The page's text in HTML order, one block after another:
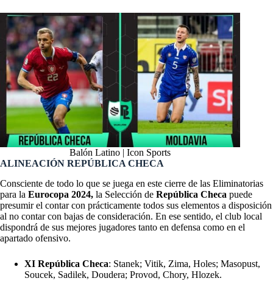
Balón Latino | Icon Sports
ALINEACIÓN REPÚBLICA CHECA
Consciente de todo lo que se juega en este cierre de las Eliminatorias
para la Eurocopa 2024, la Selección de República Checa puede
presumir el contar con prácticamente todos sus elementos a disposición
al no contar con bajas de consideración. En ese sentido, el club local
dispondrá de sus mejores jugadores tanto en defensa como en el
apartado ofensivo.
XI República Checa: Stanek; Vitik, Zima, Holes; Masopust,
Soucek, Sadilek, Doudera; Provod, Chory, Hlozek.